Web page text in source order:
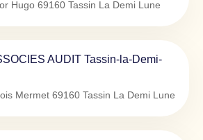
Hugo 69160 Tassin La Demi Lune
AUDIT Tassin-la-Demi-
Mermet 69160 Tassin La Demi Lune